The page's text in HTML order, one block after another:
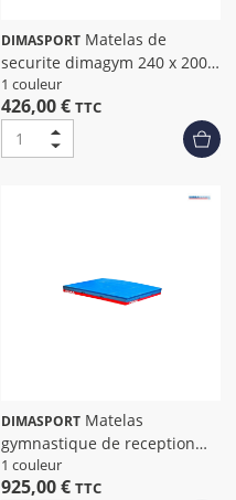
DIMASPORTMatelas de
securite dimagym 240 x 200 x
10cm
1 couleur
426,00 € TTC
DIMASPORTMatelas
gymnastique de reception
dima 120 x 200 x 20 cm
1 couleur
925,00 € TTC